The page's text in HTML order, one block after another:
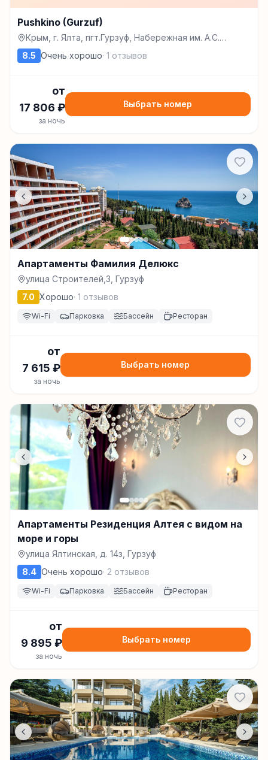
Pushkino (Gurzuf)
Крым, г. Ялта, пгт.Гурзуф, Набережная им. А.С.
Пушкина, 1, Гурзуф
8.5 Очень хорошо· 1 отзывов
от
17 806 ₽
за ночь
Выбрать номер
Апартаменты Фамилия Делюкс
улица Строителей,3, Гурзуф
7.0 Хорошо· 1 отзывов
Wi-Fi Парковка Бассейн Ресторан
от
7 615 ₽
за ночь
Выбрать номер
Апартаменты Резиденция Алтея с видом на
море и горы
улица Ялтинская, д. 14з, Гурзуф
8.4 Очень хорошо· 2 отзывов
Wi-Fi Парковка Бассейн Ресторан
от
9 895 ₽
за ночь
Выбрать номер